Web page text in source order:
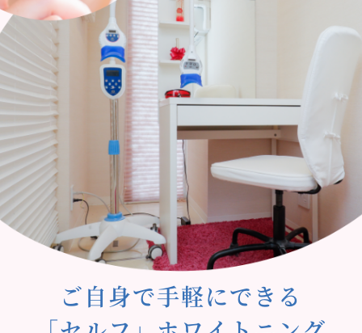
ご自身で手軽にできる